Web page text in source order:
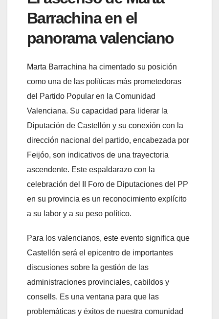
Barrachina en el
panorama valenciano
Marta Barrachina ha cimentado su posición
como una de las políticas más prometedoras
del Partido Popular en la Comunidad
Valenciana. Su capacidad para liderar la
Diputación de Castellón y su conexión con la
dirección nacional del partido, encabezada por
Feijóo, son indicativos de una trayectoria
ascendente. Este espaldarazo con la
celebración del II Foro de Diputaciones del PP
en su provincia es un reconocimiento explícito
a su labor y a su peso político.
Para los valencianos, este evento significa que
Castellón será el epicentro de importantes
discusiones sobre la gestión de las
administraciones provinciales, cabildos y
consells. Es una ventana para que las
problemáticas y éxitos de nuestra comunidad